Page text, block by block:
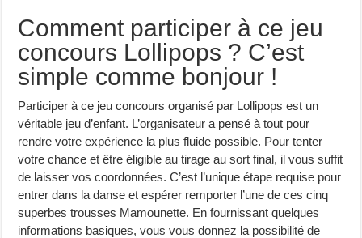
Comment participer à ce jeu
concours Lollipops ? C’est
simple comme bonjour !
Participer à ce jeu concours organisé par Lollipops est un
véritable jeu d’enfant. L’organisateur a pensé à tout pour
rendre votre expérience la plus fluide possible. Pour tenter
votre chance et être éligible au tirage au sort final, il vous suffit
de laisser vos coordonnées. C’est l’unique étape requise pour
entrer dans la danse et espérer remporter l’une de ces cinq
superbes trousses Mamounette. En fournissant quelques
informations basiques, vous vous donnez la possibilité de